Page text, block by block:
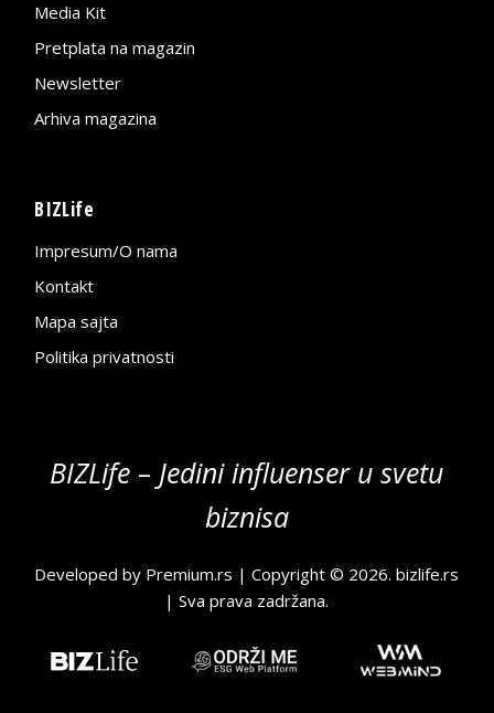
Media Kit
Pretplata na magazin
Newsletter
Arhiva magazina
BIZLife
Impresum/O nama
Kontakt
Mapa sajta
Politika privatnosti
BIZLife – Jedini influenser u svetu
biznisa
Developed by Premium.rs | Copyright © 2026.bizlife.rs
| Sva prava zadržana.